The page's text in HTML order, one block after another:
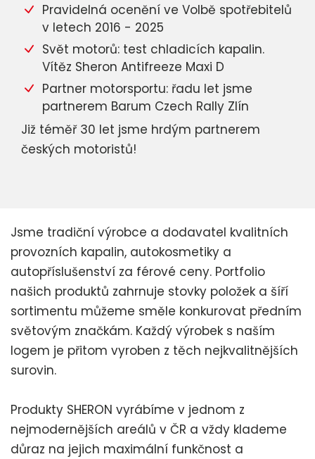
Pravidelná ocenění ve Volbě spotřebitelů
v letech 2016 - 2025
Svět motorů: test chladicích kapalin.
Vítěz Sheron Antifreeze Maxi D
Partner motorsportu: řadu let jsme
partnerem Barum Czech Rally Zlín
Již téměř 30 let jsme hrdým partnerem
českých motoristů!
Jsme tradiční výrobce a dodavatel kvalitních
provozních kapalin, autokosmetiky a
autopříslušenství za férové ceny. Portfolio
našich produktů zahrnuje stovky položek a šíří
sortimentu můžeme směle konkurovat předním
světovým značkám. Každý výrobek s naším
logem je přitom vyroben z těch nejkvalitnějších
surovin.
Produkty SHERON vyrábíme v jednom z
nejmodernějších areálů v ČR a vždy klademe
důraz na jejich maximální funkčnost a